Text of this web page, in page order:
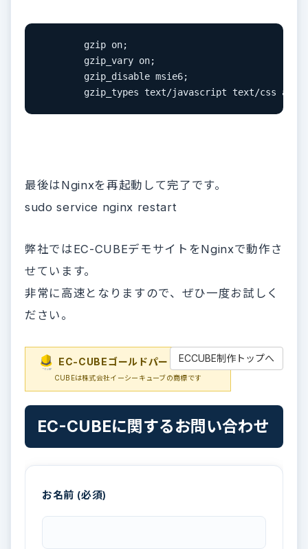
        gzip on;
        gzip_vary on;
        gzip_disable msie6;
gzip_types text/javascript text/css
最後はNginxを再起動して完了です。
sudo service nginx restart
弊社ではEC-CUBEデモサイトをNginxで動作さ
せています。
非常に高速となりますので、ぜひ一度お試しく
ださい。
EC-CUBEゴールドパートナーEC-
CUBEは株式会社イーシーキューブの商標です
ECCUBE制作トップへ
EC-CUBEに関するお問い合わせ
お名前 (必須)